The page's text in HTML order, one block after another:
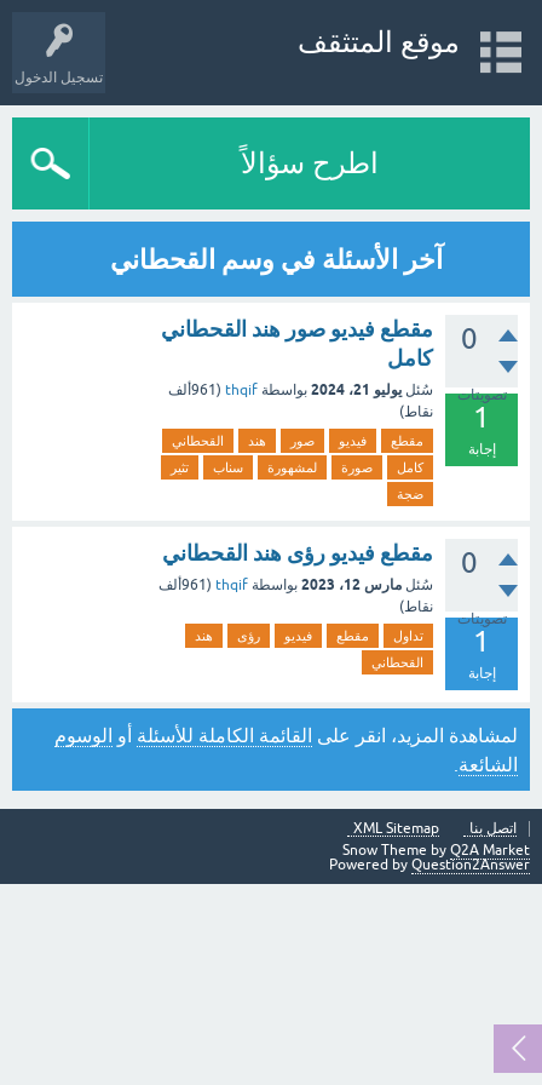
تسجيل الدخول
موقع المتثقف
اطرح سؤالاً
آخر الأسئلة في وسم القحطاني
0
تصويتات
1
إجابة
مقطع فيديو صور هند القحطاني
كامل
سُئل يوليو 21، 2024 بواسطة thqif
( 961ألف
نقاط)
مقطع فيديو صور هند
القحطاني
كامل
صورة لمشهورة سناب
تثير
ضجة
0
تصويتات
1
إجابة
مقطع فيديو رؤى هند القحطاني
سُئل مارس 12، 2023 بواسطة thqif
( 961ألف
نقاط)
تداول مقطع فيديو رؤى
هند
القحطاني
لمشاهدة المزيد، انقر على القائمة الكاملة للأسئلة أو الوسوم
الشائعة
اتصل بنا
XML Sitemap
Snow Theme by Q2A Market
Powered by Question2Answer